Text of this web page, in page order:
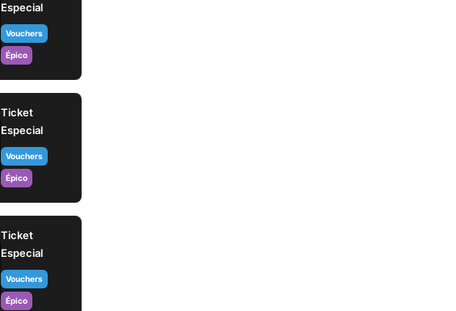
Especial
Vouchers
Épico
Ticket
Especial
Vouchers
Épico
Ticket
Especial
Vouchers
Épico